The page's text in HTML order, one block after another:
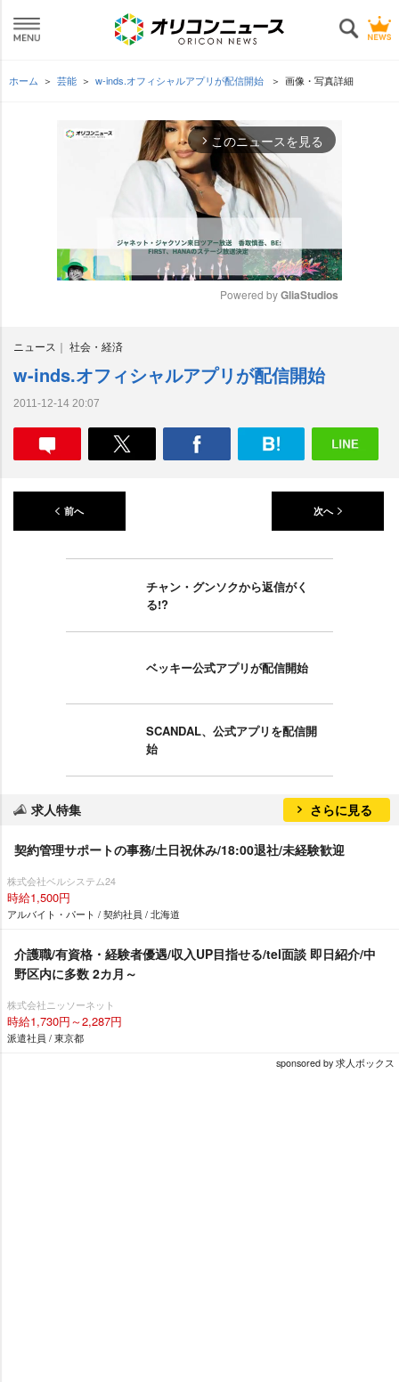
ホーム 芸能 w-inds.オフィシャルアプリが配信開始 画像・写真詳細
arrow_forward_ios このニュースを見る
t
e
Powered by GliaStudios
ニュース 社会・経済
w-inds.オフィシャルアプリが配信開始
2011-12-14 20:07
前へ 次へ
チャン・グンソクから返信がく
る!?
ベッキー公式アプリが配信開始
SCANDAL、公式アプリを配信開
始
求人特集 さらに見る
契約管理サポートの事務/土日祝休み/18:00退社/未経験歓迎
株式会社ベルシステム24
時給1,500円
アルバイト・パート / 契約社員 / 北海道
介護職/有資格・経験者優遇/収入UP目指せる/tel面談 即日紹介/中
野区内に多数 2カ月～
株式会社ニッソーネット
時給1,730円～2,287円
派遣社員 / 東京都
sponsored by 求人ボックス